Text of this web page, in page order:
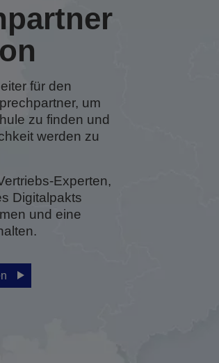
für den
um
zu finden und
werden zu
Experten,
Digitalpakts
und eine